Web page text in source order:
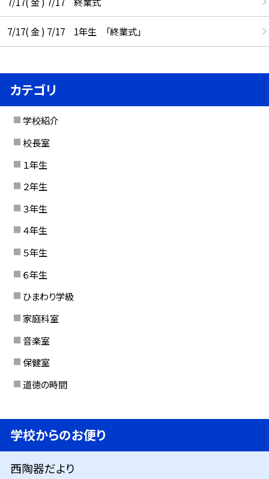
7/17( 金 ) 7/17 1年生 「終業式」
カテゴリ
学校紹介
校長室
１年生
２年生
３年生
４年生
５年生
６年生
ひまわり学級
家庭科室
音楽室
保健室
道徳の時間
学校からのお便り
西陶器だより